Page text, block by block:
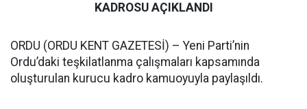
KADROSU AÇIKLANDI
ORDU (ORDU KENT GAZETESİ) – Yeni Parti’nin
Ordu’daki teşkilatlanma çalışmaları kapsamında
oluşturulan kurucu kadro kamuoyuyla paylaşıldı.